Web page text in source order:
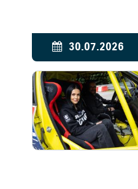
30.07.2026